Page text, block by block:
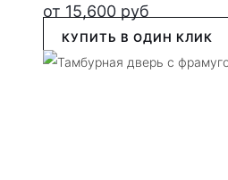
от 15,600 руб
КУПИТЬ В ОДИН КЛИК